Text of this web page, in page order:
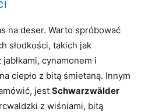
na deser. Warto spróbować
słodkości, takich jak
cynamonem i
ciepło z bitą śmietaną. Innym
jest Schwarzwälder
z wiśniami, bitą